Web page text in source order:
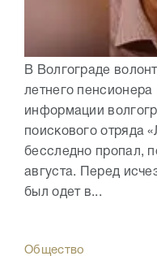
В Волгограде
летнего
информации
поискового отряда
бесследно пропал,
августа. Перед
был одет в...
Общество